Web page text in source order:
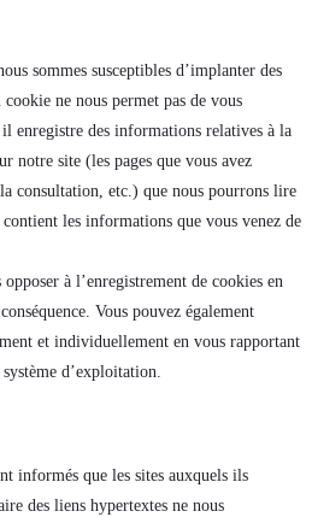
sommes susceptibles d’implanter des
ne nous permet pas de vous
enregistre des informations relatives à la
notre site (les pages que vous avez
consultation, etc.) que nous pourrons lire
les informations que vous venez de
à l’enregistrement de cookies en
Vous pouvez également
et individuellement en vous rapportant
d’exploitation.
informés que les sites auxquels ils
des liens hypertextes ne nous